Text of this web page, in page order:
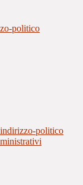
politico
politico